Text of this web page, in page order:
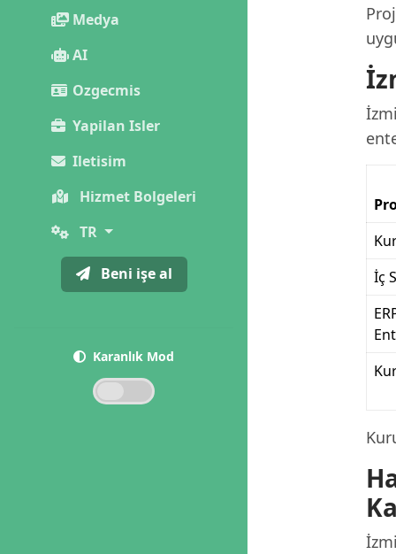
Medya
AI
Ozgecmis
Yapilan Isler
Iletisim
Hizmet Bolgeleri
TR
Beni işe al
Karanlık Mod
İç